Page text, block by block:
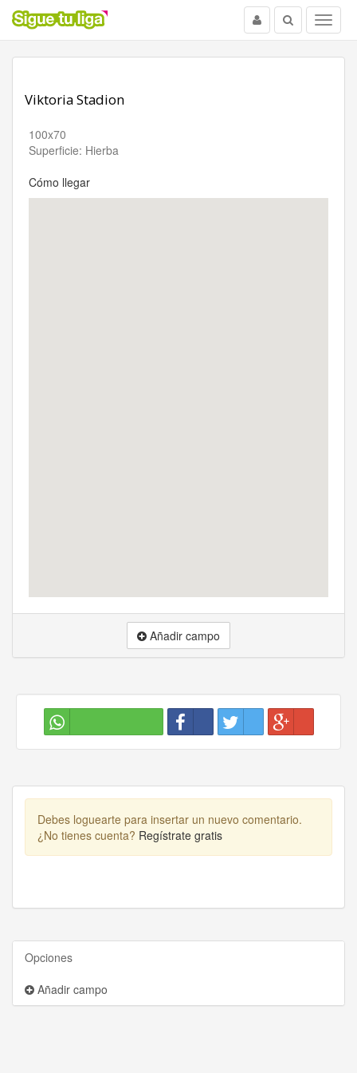
Menu
Buscar
Usuario
Viktoria Stadion
100x70
Superficie: Hierba
Cómo llegar
Añadir campo
Debes loguearte para insertar un nuevo comentario.
¿No tienes cuenta? Regístrate gratis
Opciones
Añadir campo